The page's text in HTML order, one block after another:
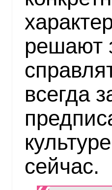
решают
всегда
сейчас.